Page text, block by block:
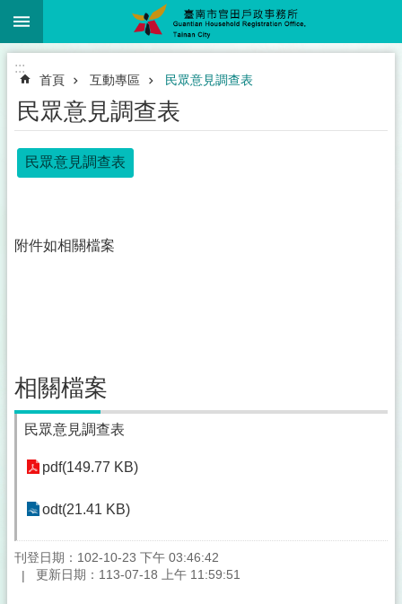
跳到主要內容區塊
:::
首頁 互動專區 民眾意見調查表
民眾意見調查表
民眾意見調查表
附件如相關檔案
相關檔案
民眾意見調查表
pdf(149.77 KB)
odt(21.41 KB)
刊登日期：102-10-23 下午 03:46:42
更新日期：113-07-18 上午 11:59:51